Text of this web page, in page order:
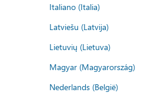
Italiano (Italia)
Latviešu (Latvija)
Lietuvių (Lietuva)
Magyar (Magyarország)
Nederlands (België)